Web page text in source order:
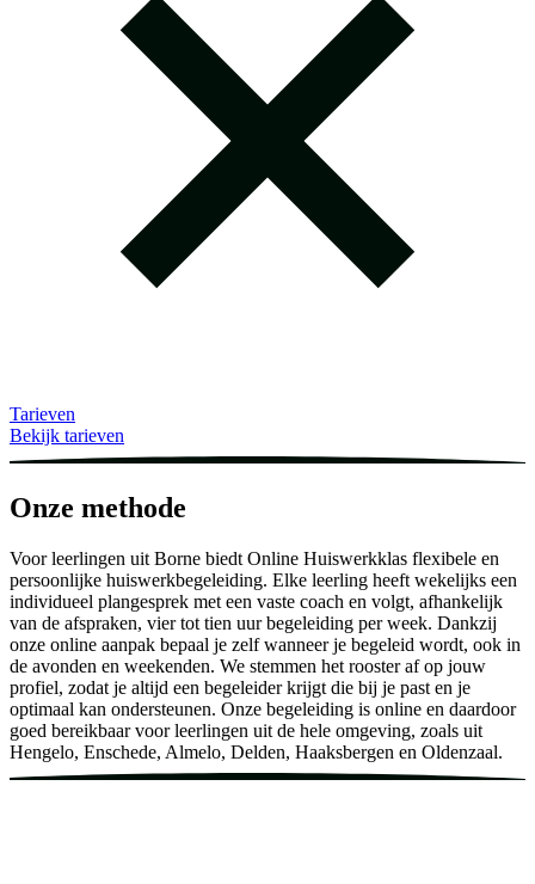
Tarieven
Bekijk tarieven
Onze methode
Voor leerlingen uit Borne biedt Online Huiswerkklas flexibele en
persoonlijke huiswerkbegeleiding. Elke leerling heeft wekelijks een
individueel plangesprek met een vaste coach en volgt, afhankelijk
van de afspraken, vier tot tien uur begeleiding per week. Dankzij
onze online aanpak bepaal je zelf wanneer je begeleid wordt, ook in
de avonden en weekenden. We stemmen het rooster af op jouw
profiel, zodat je altijd een begeleider krijgt die bij je past en je
optimaal kan ondersteunen. Onze begeleiding is online en daardoor
goed bereikbaar voor leerlingen uit de hele omgeving, zoals uit
Hengelo, Enschede, Almelo, Delden, Haaksbergen en Oldenzaal.